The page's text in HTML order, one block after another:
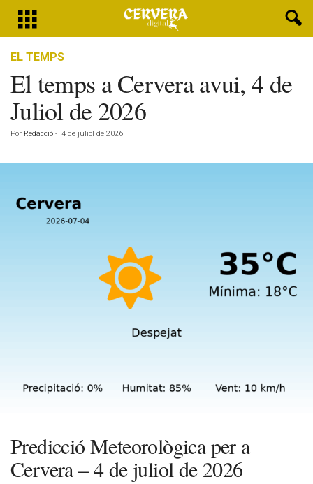
EL TEMPS
El temps a Cervera avui, 4 de
Juliol de 2026
Por Redacció - 4 de juliol de 2026
Predicció Meteorològica per a
Cervera – 4 de juliol de 2026